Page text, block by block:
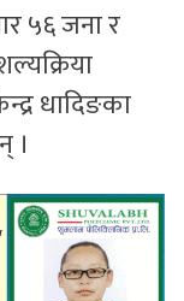
५६ जना र
धादिङका
।